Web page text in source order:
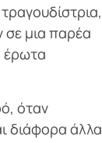
σε μια παρέα
έρωτα
όταν
διάφορα άλλα